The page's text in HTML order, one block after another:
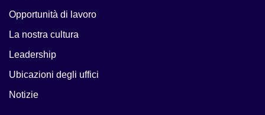
Opportunità di lavoro
La nostra cultura
Leadership
Ubicazioni degli uffici
Notizie